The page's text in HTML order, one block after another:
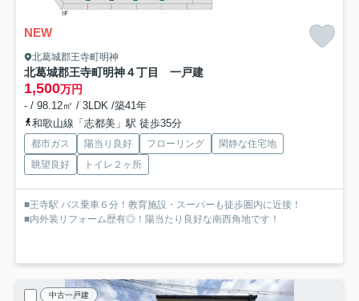
NEW
北葛城郡王寺町明神
北葛城郡王寺町明神４丁目 一戸建
1,500万円
- / 98.12㎡ / 3LDK /築41年
和歌山線「志都美」駅 徒歩35分
都市ガス 陽当り良好 フローリング
閑静な住宅地
眺望良好
トイレ２ヶ所
■王寺駅 バス乗車６分！教育施設・スーパーも徒歩圏内に近接！
■内外装リフォーム歴有◎！陽当たり良好な南西角地です！
中古一戸建